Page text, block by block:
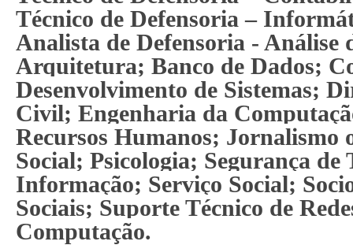
Técnico de Defensoria –
Analista de Defensoria - Análise
Arquitetura; Banco de Dados;
Desenvolvimento de Sistemas;
Civil; Engenharia da
Recursos Humanos; Jornalismo
Social; Psicologia; Segurança de
Informação; Serviço Social;
Sociais; Suporte Técnico de
Computação.